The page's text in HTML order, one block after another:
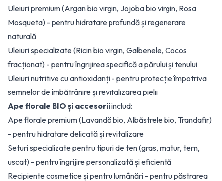
Uleiuri premium (Argan bio virgin, Jojoba bio virgin, Rosa
Mosqueta) - pentru hidratare profundă și regenerare
naturală
Uleiuri specializate (Ricin bio virgin, Galbenele, Cocos
fracționat) - pentru îngrijirea specifică a părului și tenului
Uleiuri nutritive cu antioxidanți - pentru protecție împotriva
semnelor de îmbătrânire și revitalizarea pielii
Ape florale BIO și accesoriiinclud:
Ape florale premium (Lavandă bio, Albăstrele bio, Trandafir)
- pentru hidratare delicată și revitalizare
Seturi specializate pentru tipuri de ten (gras, matur, tern,
uscat) - pentru îngrijire personalizată și eficientă
Recipiente cosmetice și pentru lumânări - pentru păstrarea